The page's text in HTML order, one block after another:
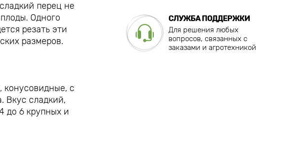
перец не
Одного
резать эти
размеров.
конусовидные, с
Вкус сладкий,
до 6 крупных и
СЛУЖБА ПОДДЕРЖКИ
Для решения любых
вопросов, связанных с
заказами и агротехникой